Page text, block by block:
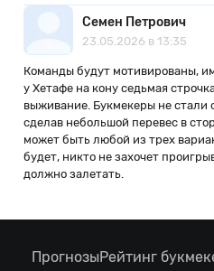
Семен Петрович
23.05.2026 в 13:35
Команды будут мотивированы,
у Хетафе на кону седьмая
выживание. Букмекеры не стали
сделав небольшой перевес в
может быть любой из трех
будет, никто не захочет
должно залетать.
ПрогнозыРейтинг